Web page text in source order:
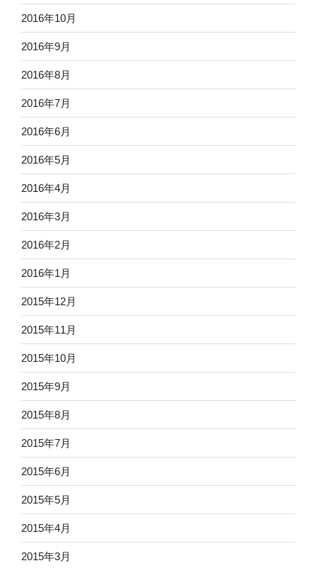
2016年10月
2016年9月
2016年8月
2016年7月
2016年6月
2016年5月
2016年4月
2016年3月
2016年2月
2016年1月
2015年12月
2015年11月
2015年10月
2015年9月
2015年8月
2015年7月
2015年6月
2015年5月
2015年4月
2015年3月